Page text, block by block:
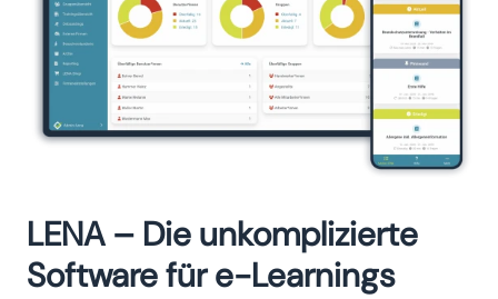
LENA – Die unkomplizierte
Software für e-Learnings